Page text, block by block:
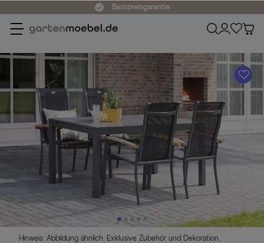
Bestpreisgarantie
A
Hinweis: Abbildung ähnlich. Exklusive Zubehör und Dekoration.